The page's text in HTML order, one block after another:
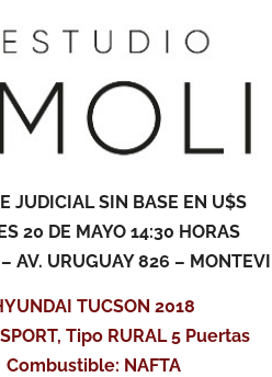
JUDICIAL SIN BASE EN U$S
20 DE MAYO 14:30 HORAS
AV. URUGUAY 826 –
TUCSON 2018
Tipo RURAL 5 Puertas
Combustible: NAFTA